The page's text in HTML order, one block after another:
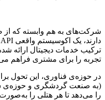
ترکیب خدمات دیجیتال ارائه
تجربه را برای مشتری فراهم
در حوزه‌ی فناوری، این تحول
(به صنعت گردشگری و حوزه‌ی
را می‌دهد تا هر هتلی را به‌صورت